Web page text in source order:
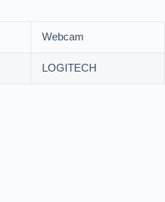
Webcam
LOGITECH